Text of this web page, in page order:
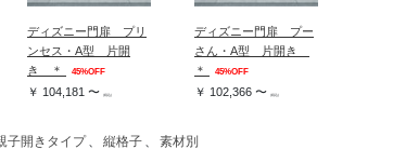
ディズニー門扉 プリ
ンセス・A型 片開
き ＊
45%OFF
￥ 104,181 〜 (税込)
ディズニー門扉 プー
さん・A型 片開き
＊
45%OFF
￥ 102,366 〜 (税込)
子開きタイプ 、 縦格子 、 素材別